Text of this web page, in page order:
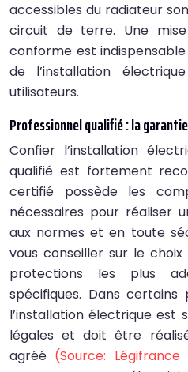
accessibles du radiateur
circuit de terre. Une
conforme est
de l’installation
utilisateurs.
Professionnel qualifié : la
Confier l’installation
qualifié est fortement
certifié possède les
nécessaires pour réaliser
aux normes et en toute
vous conseiller sur le
protections les plus
spécifiques. Dans
l’installation électrique est
légales et doit être
agréé (Source: